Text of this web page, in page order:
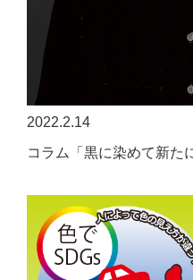
2022.2.14
コラム「黒に染めて新た